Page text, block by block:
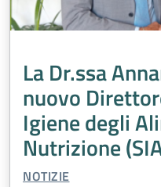
La Dr.ssa
nuovo
Igiene degli
Nutrizione
TIPO CONTENUTO:
NOTIZIE